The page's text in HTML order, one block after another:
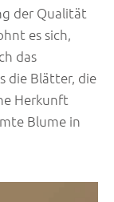
der Qualität
es sich,
das
die Blätter, die
Herkunft
Blume in